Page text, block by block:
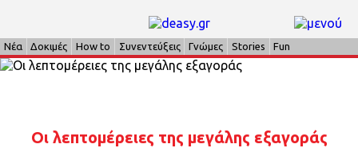
Νέα Δοκιμές How to Συνεντεύξεις Γνώμες Stories Fun
Οι λεπτομέρειες της μεγάλης εξαγοράς